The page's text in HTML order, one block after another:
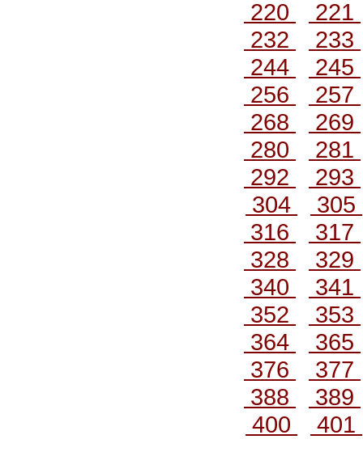
220
221
232
233
244
245
256
257
268
269
280
281
292
293
304
305
316
317
328
329
340
341
352
353
364
365
376
377
388
389
400
401